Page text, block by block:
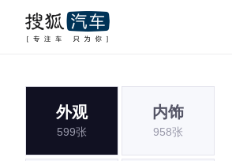
外观
599张
内饰
958张